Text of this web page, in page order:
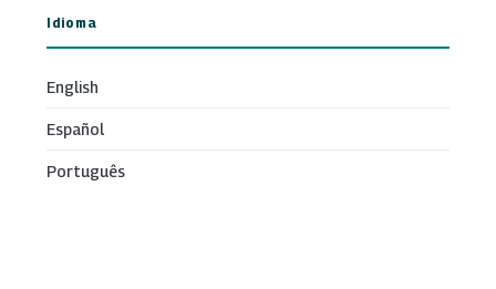
Idioma
English
Español
Português